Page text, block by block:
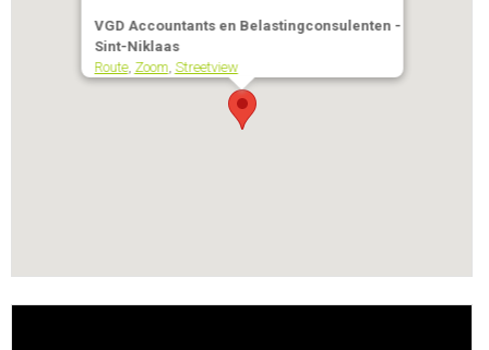
VGD Accountants en Belastingconsulenten -
Sint-Niklaas
Route, Zoom, Streetview